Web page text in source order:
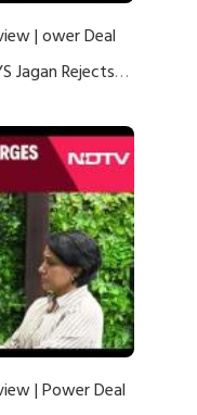
| ower Deal
Jagan Rejects
| Power Deal